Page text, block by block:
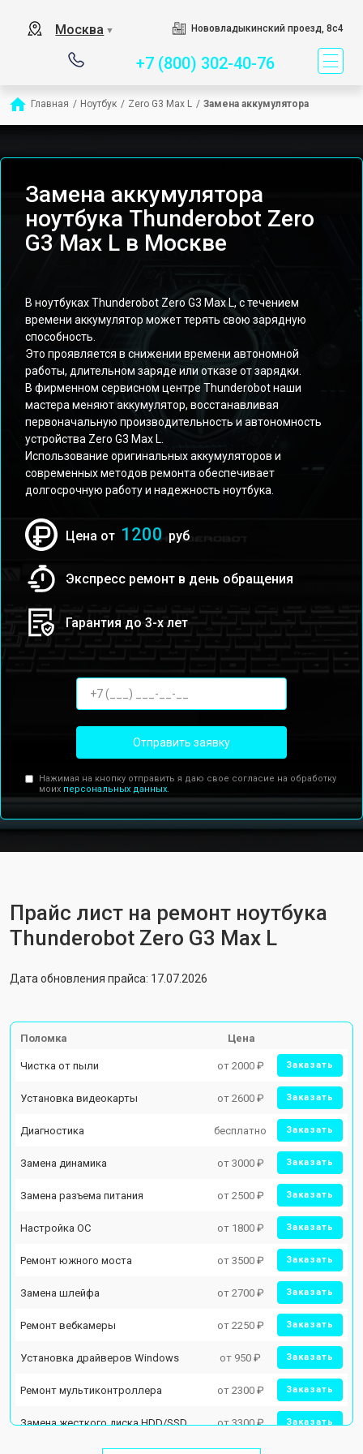
Москва ▼ Нововладыкинский проезд, 8с4
+7 (800) 302-40-76
Главная / Ноутбук / Zero G3 Max L / Замена аккумулятора
Замена аккумулятора
ноутбука Thunderobot Zero
G3 Max L в Москве
В ноутбуках Thunderobot Zero G3 Max L, с течением
времени аккумулятор может терять свою зарядную
способность.
Это проявляется в снижении времени автономной
работы, длительном заряде или отказе от зарядки.
В фирменном сервисном центре Thunderobot наши
мастера меняют аккумулятор, восстанавливая
первоначальную производительность и автономность
устройства Zero G3 Max L.
Использование оригинальных аккумуляторов и
современных методов ремонта обеспечивает
долгосрочную работу и надежность ноутбука.
Цена от 1200 руб
Экспресс ремонт в день обращения
Гарантия до 3-х лет
Отправить заявку
Нажимая на кнопку отправить я даю свое согласие на обработку
моих персональных данных.
Прайс лист на ремонт ноутбука
Thunderobot Zero G3 Max L
Дата обновления прайса: 17.07.2026
Поломка Цена
Чистка от пыли от 2000 ₽ Заказать
Установка видеокарты от 2600 ₽ Заказать
Диагностика бесплатно Заказать
Замена динамика от 3000 ₽ Заказать
Замена разъема питания от 2500 ₽ Заказать
Настройка ОС от 1800 ₽ Заказать
Ремонт южного моста от 3500 ₽ Заказать
Замена шлейфа от 2700 ₽ Заказать
Ремонт вебкамеры от 2250 ₽ Заказать
Установка драйверов Windows от 950 ₽ Заказать
Ремонт мультиконтроллера от 2300 ₽ Заказать
Замена жесткого диска HDD/SSD от 3300 ₽ Заказать